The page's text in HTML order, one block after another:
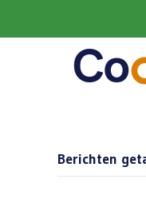
Berichten